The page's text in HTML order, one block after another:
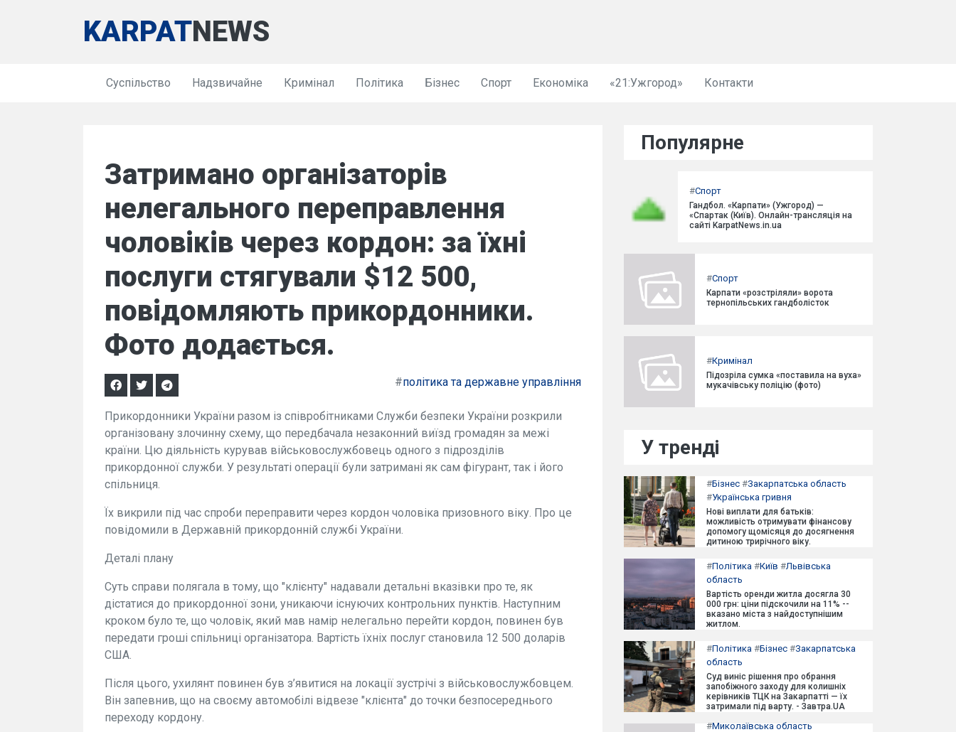
KARPATNEWS
Суспільство Надзвичайне Кримінал Політика Бізнес Спорт Економіка «21:Ужгород» Контакти
Затримано організаторів
нелегального переправлення
чоловіків через кордон: за їхні
послуги стягували $12 500,
повідомляють прикордонники.
Фото додається.
#політика та державне управління
Прикордонники України разом із співробітниками Служби безпеки України розкрили
організовану злочинну схему, що передбачала незаконний виїзд громадян за межі
країни. Цю діяльність курував військовослужбовець одного з підрозділів
прикордонної служби. У результаті операції були затримані як сам фігурант, так і його
спільниця.
Їх викрили під час спроби переправити через кордон чоловіка призовного віку. Про це
повідомили в Державній прикордонній службі України.
Деталі плану
Суть справи полягала в тому, що "клієнту" надавали детальні вказівки про те, як
дістатися до прикордонної зони, уникаючи існуючих контрольних пунктів. Наступним
кроком було те, що чоловік, який мав намір нелегально перейти кордон, повинен був
передати гроші спільниці організатора. Вартість їхніх послуг становила 12 500 доларів
США.
Після цього, ухилянт повинен був з’явитися на локації зустрічі з військовослужбовцем.
Він запевнив, що на своєму автомобілі відвезе "клієнта" до точки безпосереднього
переходу кордону.
Популярне
#Спорт
Гандбол. «Карпати» (Ужгород) —
«Спартак (Київ). Онлайн-трансляція на
сайті KarpatNews.in.ua
#Спорт
Карпати «розстріляли» ворота
тернопільських гандболісток
#Кримінал
Підозріла сумка «поставила на вуха»
мукачівську поліцію (фото)
У тренді
#Бізнес #Закарпатська область
#Українська гривня
Нові виплати для батьків:
можливість отримувати фінансову
допомогу щомісяця до досягнення
дитиною трирічного віку.
#Політика #Київ #Львівська
область
Вартість оренди житла досягла 30
000 грн: ціни підскочили на 11% --
вказано міста з найдоступнішим
житлом.
#Політика #Бізнес #Закарпатська
область
Суд виніс рішення про обрання
запобіжного заходу для колишніх
керівників ТЦК на Закарпатті — їх
затримали під варту. - Завтра.UA
#Миколаївська область